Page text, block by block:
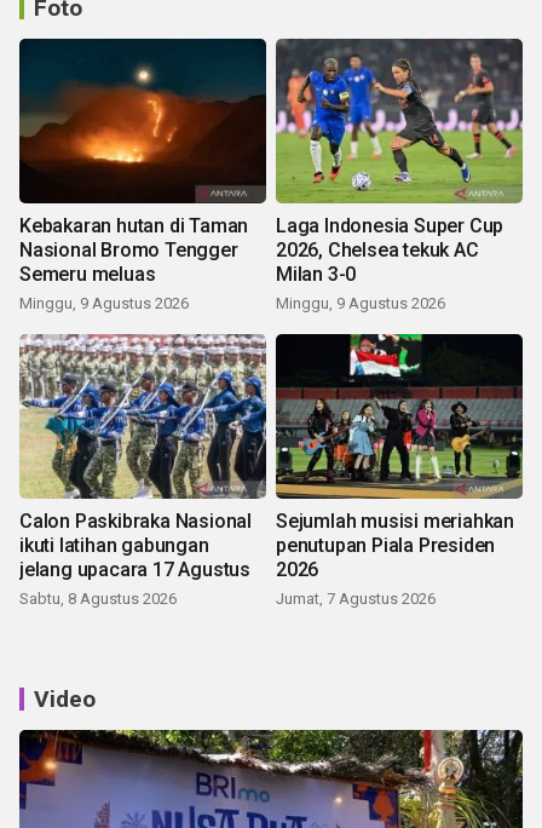
Foto
Kebakaran hutan di Taman
Nasional Bromo Tengger
Semeru meluas
Minggu, 9 Agustus 2026
Laga Indonesia Super Cup
2026, Chelsea tekuk AC
Milan 3-0
Minggu, 9 Agustus 2026
Calon Paskibraka Nasional
ikuti latihan gabungan
jelang upacara 17 Agustus
Sabtu, 8 Agustus 2026
Sejumlah musisi meriahkan
penutupan Piala Presiden
2026
Jumat, 7 Agustus 2026
Video